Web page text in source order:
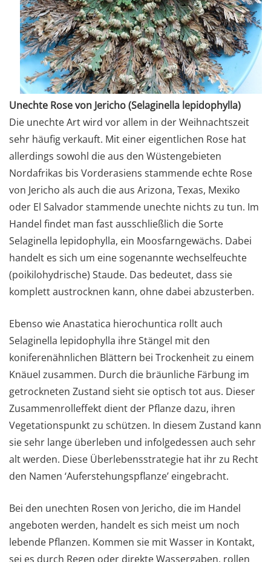
Unechte Rose von Jericho (Selaginella lepidophylla)
Die unechte Art wird vor allem in der Weihnachtszeit
sehr häufig verkauft. Mit einer eigentlichen Rose hat
allerdings sowohl die aus den Wüstengebieten
Nordafrikas bis Vorderasiens stammende echte Rose
von Jericho als auch die aus Arizona, Texas, Mexiko
oder El Salvador stammende unechte nichts zu tun. Im
Handel findet man fast ausschließlich die Sorte
Selaginella lepidophylla, ein Moosfarngewächs. Dabei
handelt es sich um eine sogenannte wechselfeuchte
(poikilohydrische) Staude. Das bedeutet, dass sie
komplett austrocknen kann, ohne dabei abzusterben.
Ebenso wie Anastatica hierochuntica rollt auch
Selaginella lepidophylla ihre Stängel mit den
koniferenähnlichen Blättern bei Trockenheit zu einem
Knäuel zusammen. Durch die bräunliche Färbung im
getrockneten Zustand sieht sie optisch tot aus. Dieser
Zusammenrolleffekt dient der Pflanze dazu, ihren
Vegetationspunkt zu schützen. In diesem Zustand kann
sie sehr lange überleben und infolgedessen auch sehr
alt werden. Diese Überlebensstrategie hat ihr zu Recht
den Namen ‘Auferstehungspflanze’ eingebracht.
Bei den unechten Rosen von Jericho, die im Handel
angeboten werden, handelt es sich meist um noch
lebende Pflanzen. Kommen sie mit Wasser in Kontakt,
sei es durch Regen oder direkte Wassergaben, rollen